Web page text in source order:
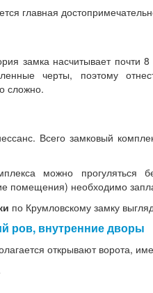
главная
замка насчитывает почти
черты, поэтому
сложно.
Всего замковый
можно прогуляться
помещения) необходимо
по Крумловскому замку
ров, внутренние дворы
открывают ворота,